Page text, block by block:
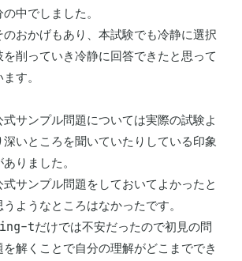
の中でしました。
のおかげもあり、本試験でも冷静に選択
を削っていき冷静に回答できたと思って
ます。
式サンプル問題については実際の試験よ
深いところを聞いていたりしている印象
ありました。
式サンプル問題をしておいてよかったと
うようなところはなかったです。
tだけでは不安だったので初見の問
を解くことで自分の理解がどこまででき